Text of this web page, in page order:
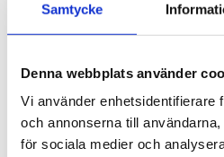
Samtycke
Denna webbplats använder
Vi använder enhetsidentifierare
och annonserna till
för sociala medier och
THULE CLAMP EVO 4-
PACK 710500